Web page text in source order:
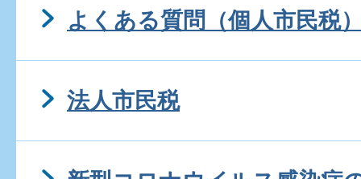
よくある質問（個人市民税
法人市民税